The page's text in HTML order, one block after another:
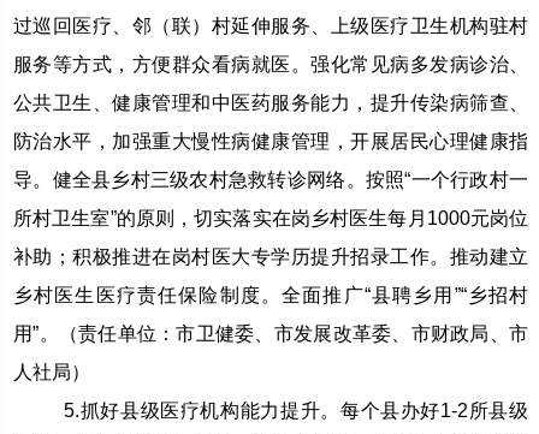
过巡回医疗、邻（联）村延伸服务、上级医疗卫生机构驻村
服务等方式，方便群众看病就医。强化常见病多发病诊治、
公共卫生、健康管理和中医药服务能力，提升传染病筛查、
防治水平，加强重大慢性病健康管理，开展居民心理健康指
导。健全县乡村三级农村急救转诊网络。按照“一个行政村一
所村卫生室”的原则，切实落实在岗乡村医生每月1000元岗位
补助；积极推进在岗村医大专学历提升招录工作。推动建立
乡村医生医疗责任保险制度。全面推广“县聘乡用”“乡招村
用”。（责任单位：市卫健委、市发展改革委、市财政局、市
人社局）
5.抓好县级医疗机构能力提升。每个县办好1-2所县级